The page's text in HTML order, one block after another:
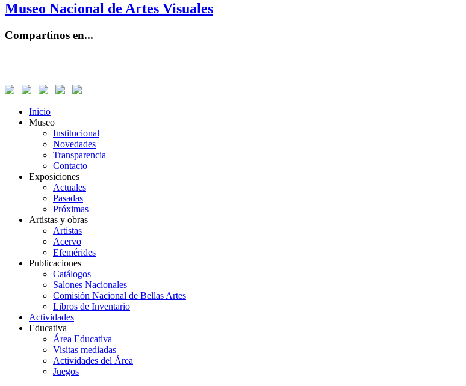
Museo Nacional de Artes Visuales
Compartinos en...
Inicio
Museo
Institucional
Novedades
Transparencia
Contacto
Exposiciones
Actuales
Pasadas
Próximas
Artistas y obras
Artistas
Acervo
Efemérides
Publicaciones
Catálogos
Salones Nacionales
Comisión Nacional de Bellas Artes
Libros de Inventario
Actividades
Educativa
Área Educativa
Visitas mediadas
Actividades del Área
Juegos